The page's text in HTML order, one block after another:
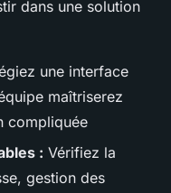
dans une solution
une interface
maîtriserez
compliquée
: Vérifiez la
gestion des